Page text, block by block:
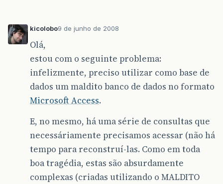
kicolobo9 de junho de 2008
Olá,
estou com o seguinte problema:
infelizmente, preciso utilizar como base de
dados um maldito banco de dados no formato
Microsoft Access.
E, no mesmo, há uma série de consultas que
necessáriamente precisamos acessar (não há
tempo para reconstruí-las. Como em toda
boa tragédia, estas são absurdamente
complexas (criadas utilizando o MALDITO